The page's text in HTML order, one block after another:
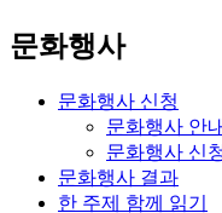
문화행사
문화행사 신청
문화행사 안내
문화행사 신
문화행사 결과
한 주제 함께 읽기